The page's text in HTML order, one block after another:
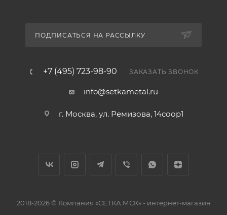
ПОДПИСАТЬСЯ НА РАССЫЛКУ
+7 (495) 723-98-90 ЗАКАЗАТЬ ЗВОНОК
info@setkametal.ru
г. Москва, ул. Ремизова, 14соор1
2018-2026 © Компания «СЕТКА МСК» - интернет-магазин